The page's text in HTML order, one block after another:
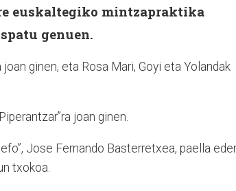
euskaltegiko mintzapraktika
genuen.
ginen, eta Rosa Mari, Goyi eta Yolandak
joan ginen.
Jose Fernando Basterretxea, paella
txokoa.